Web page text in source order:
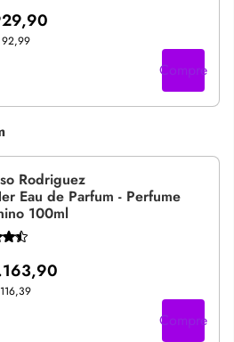
92,99
Compre
Rodriguez
Eau de Parfum - Perfume
100ml
Compre